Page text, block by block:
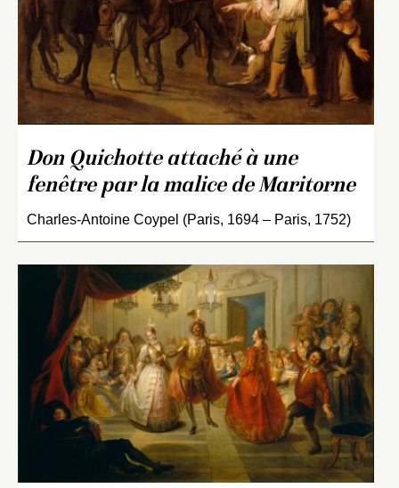
Don Quichotte attaché à une
fenêtre par la malice de Maritorne
Charles-Antoine Coypel (Paris, 1694 – Paris, 1752)